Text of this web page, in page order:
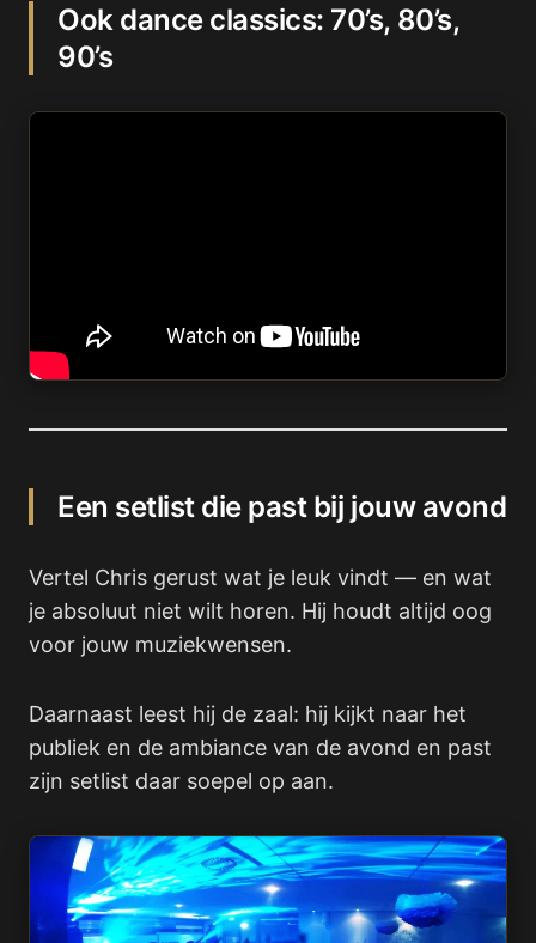
Ook dance classics: 70’s, 80’s,
90’s
Een setlist die past bij jouw avond
Vertel Chris gerust wat je leuk vindt — en wat
je absoluut niet wilt horen. Hij houdt altijd oog
voor jouw muziekwensen.
Daarnaast leest hij de zaal: hij kijkt naar het
publiek en de ambiance van de avond en past
zijn setlist daar soepel op aan.